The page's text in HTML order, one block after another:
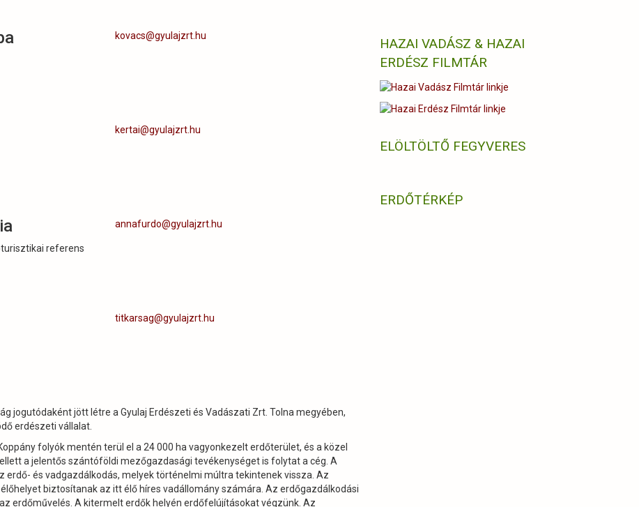
kovacs@gyulajzrt.hu
kertai@gyulajzrt.hu
referens
annafurdo@gyulajzrt.hu
titkarsag@gyulajzrt.hu
jogutódaként jött létre a Gyulaj Erdészeti és Vadászati Zrt. Tolna megyében,
erdészeti vállalat.
folyók mentén terül el a 24 000 ha vagyonkezelt erdőterület, és a közel
a jelentős szántóföldi mezőgazdasági tevékenységet is folytat a cég. A
és vadgazdálkodás, melyek történelmi múltra tekintenek vissza. Az
biztosítanak az itt élő híres vadállomány számára. Az erdőgazdálkodási
erdőművelés. A kitermelt erdők helyén erdőfelújításokat végzünk. Az
HAZAI VADÁSZ & HAZAI
ERDÉSZ FILMTÁR
ELÖLTÖLTŐ FEGYVERES
ERDŐTÉRKÉP